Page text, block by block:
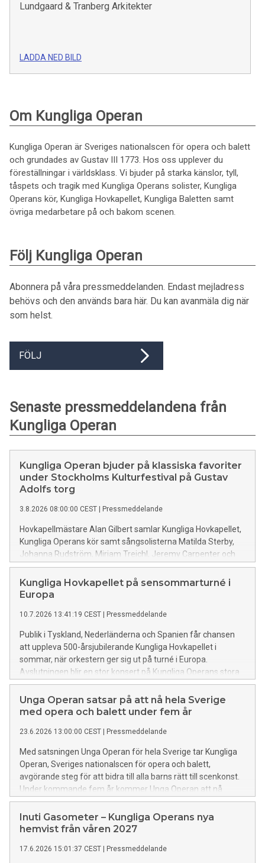
Lundgaard & Tranberg Arkitekter
LADDA NED BILD
Om Kungliga Operan
Kungliga Operan är Sveriges nationalscen för opera och balett
och grundades av Gustav III 1773. Hos oss upplever du
föreställningar i världsklass. Vi bjuder på starka känslor, tyll,
tåspets och tragik med Kungliga Operans solister, Kungliga
Operans kör, Kungliga Hovkapellet, Kungliga Baletten samt
övriga medarbetare på och bakom scenen.
Följ Kungliga Operan
Abonnera på våra pressmeddelanden. Endast mejladress
behövs och den används bara här. Du kan avanmäla dig när
som helst.
FÖLJ
Senaste pressmeddelandena från
Kungliga Operan
Kungliga Operan bjuder på klassiska favoriter
under Stockholms Kulturfestival på Gustav
Adolfs torg
3.8.2026 08:00:00 CEST Pressmeddelande
Hovkapellmästare Alan Gilbert samlar Kungliga Hovkapellet,
Kungliga Operans kör samt sångsolisterna Matilda Sterby,
Johanna Rudström, Miriam Treichl, Jeremy Carpenter och
hovsångare Karl-Magnus Fredriksson på scenen på Gustav
Adolfs torg den 13 augusti kl 18. Tillsammans bjuder de
publiken på en hejdundrande utomhuskonsert med pärlor av
Kungliga Hovkapellet på sensommarturné i
Europa
10.7.2026 13:41:19 CEST Pressmeddelande
Publik i Tyskland, Nederländerna och Spanien får chansen
att uppleva 500-årsjubilerande Kungliga Hovkapellet i
sommar, när orkestern ger sig ut på turné i Europa.
Avslutningen blir en stor konsert på Kungliga Operans stora
scen den 29 augusti, med Nina Stemme som sångsolist.
Unga Operan satsar på att nå hela Sverige
med opera och balett under fem år
23.6.2026 13:00:00 CEST Pressmeddelande
Med satsningen Unga Operan för hela Sverige tar Kungliga
Operan, Sveriges nationalscen för opera och balett,
avgörande steg för att bidra till alla barns rätt till scenkonst.
Under kommande fem år kommer Unga Operan att nå
Sveriges samtliga 290 kommuner genom pedagogiska
aktiviteter, som interaktiva opera- och balettworkshops
samt flera turnéer.
Inuti Gasometer – Kungliga Operans nya
hemvist från våren 2027
17.6.2026 15:01:37 CEST Pressmeddelande